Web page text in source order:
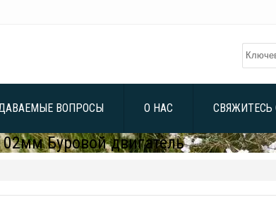
ВОПРОСЫ О НАС СВЯЖИТЕСЬ
Буровой двигатель